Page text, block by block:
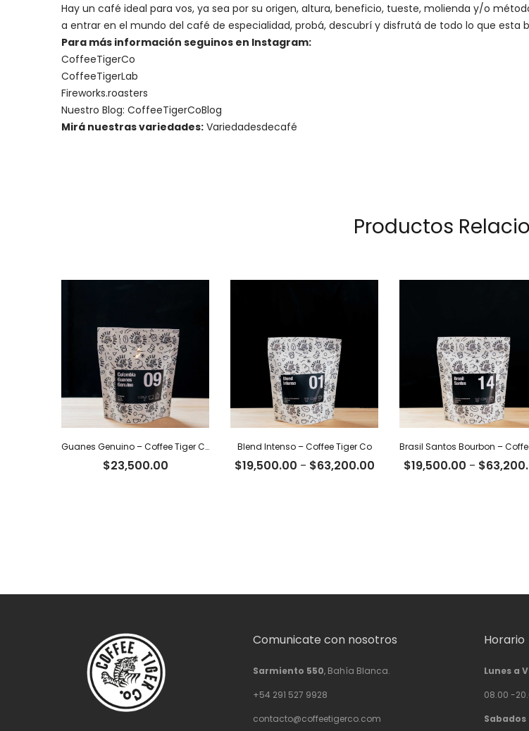
Hay un café ideal para vos, ya sea por su origen, altura, beneficio, tueste, molienda y/o
a entrar en el mundo del café de especialidad, probá, descubrí y disfrutá de todo lo que esta
Para más información seguinos en Instagram:
CoffeeTigerCo
CoffeeTigerLab
Fireworks.roasters
Nuestro Blog: CoffeeTigerCoBlog
Mirá nuestras variedades: Variedadesdecafé
Productos
Guanes Genuino – Coffee Tiger Co
$23,500.00
Blend Intenso – Coffee Tiger Co
$19,500.00 - $63,200.00Rango
$19,500.00 - $
Comunicate con nosotros
Sarmiento 550, Bahía Blanca.
+54 291 527 9928
contacto@coffeetigerco.com
Horario
Lunes a
08.00 -
Sabados